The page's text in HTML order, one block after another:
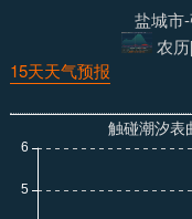
盐城市
农
15天天气预报
触碰潮汐表